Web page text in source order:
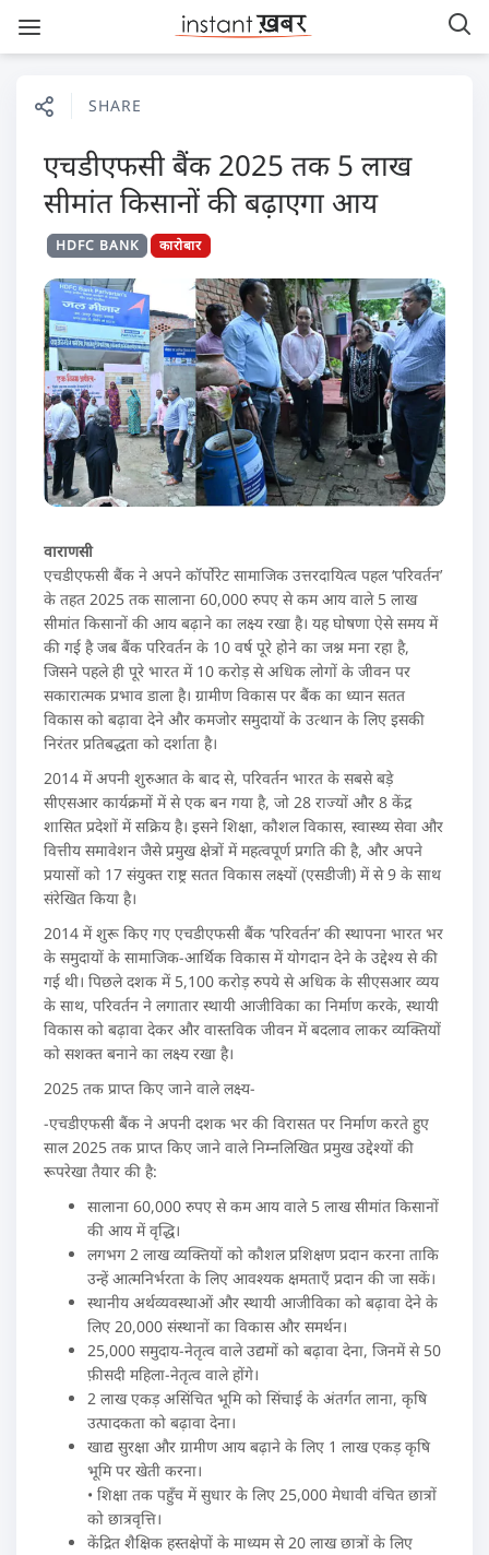
SHARE
एचडीएफसी बैंक 2025 तक 5 लाख
सीमांत किसानों की बढ़ाएगा आय
HDFC BANK कारोबार
वाराणसी
एचडीएफसी बैंक ने अपने कॉर्पोरेट सामाजिक उत्तरदायित्व पहल ‘परिवर्तन’
के तहत 2025 तक सालाना 60,000 रुपए से कम आय वाले 5 लाख
सीमांत किसानों की आय बढ़ाने का लक्ष्य रखा है। यह घोषणा ऐसे समय में
की गई है जब बैंक परिवर्तन के 10 वर्ष पूरे होने का जश्न मना रहा है,
जिसने पहले ही पूरे भारत में 10 करोड़ से अधिक लोगों के जीवन पर
सकारात्मक प्रभाव डाला है। ग्रामीण विकास पर बैंक का ध्यान सतत
विकास को बढ़ावा देने और कमजोर समुदायों के उत्थान के लिए इसकी
निरंतर प्रतिबद्धता को दर्शाता है।
2014 में अपनी शुरुआत के बाद से, परिवर्तन भारत के सबसे बड़े
सीएसआर कार्यक्रमों में से एक बन गया है, जो 28 राज्यों और 8 केंद्र
शासित प्रदेशों में सक्रिय है। इसने शिक्षा, कौशल विकास, स्वास्थ्य सेवा और
वित्तीय समावेशन जैसे प्रमुख क्षेत्रों में महत्वपूर्ण प्रगति की है, और अपने
प्रयासों को 17 संयुक्त राष्ट्र सतत विकास लक्ष्यों (एसडीजी) में से 9 के साथ
संरेखित किया है।
2014 में शुरू किए गए एचडीएफसी बैंक ‘परिवर्तन’ की स्थापना भारत भर
के समुदायों के सामाजिक-आर्थिक विकास में योगदान देने के उद्देश्य से की
गई थी। पिछले दशक में 5,100 करोड़ रुपये से अधिक के सीएसआर व्यय
के साथ, परिवर्तन ने लगातार स्थायी आजीविका का निर्माण करके, स्थायी
विकास को बढ़ावा देकर और वास्तविक जीवन में बदलाव लाकर व्यक्तियों
को सशक्त बनाने का लक्ष्य रखा है।
2025 तक प्राप्त किए जाने वाले लक्ष्य-
-एचडीएफसी बैंक ने अपनी दशक भर की विरासत पर निर्माण करते हुए
साल 2025 तक प्राप्त किए जाने वाले निम्नलिखित प्रमुख उद्देश्यों की
रूपरेखा तैयार की है:
सालाना 60,000 रुपए से कम आय वाले 5 लाख सीमांत किसानों
की आय में वृद्धि।
लगभग 2 लाख व्यक्तियों को कौशल प्रशिक्षण प्रदान करना ताकि
उन्हें आत्मनिर्भरता के लिए आवश्यक क्षमताएँ प्रदान की जा सकें।
स्थानीय अर्थव्यवस्थाओं और स्थायी आजीविका को बढ़ावा देने के
लिए 20,000 संस्थानों का विकास और समर्थन।
25,000 समुदाय-नेतृत्व वाले उद्यमों को बढ़ावा देना, जिनमें से 50
फ़ीसदी महिला-नेतृत्व वाले होंगे।
2 लाख एकड़ असिंचित भूमि को सिंचाई के अंतर्गत लाना, कृषि
उत्पादकता को बढ़ावा देना।
खाद्य सुरक्षा और ग्रामीण आय बढ़ाने के लिए 1 लाख एकड़ कृषि
भूमि पर खेती करना।
• शिक्षा तक पहुँच में सुधार के लिए 25,000 मेधावी वंचित छात्रों
को छात्रवृत्ति।
केंद्रित शैक्षिक हस्तक्षेपों के माध्यम से 20 लाख छात्रों के लिए